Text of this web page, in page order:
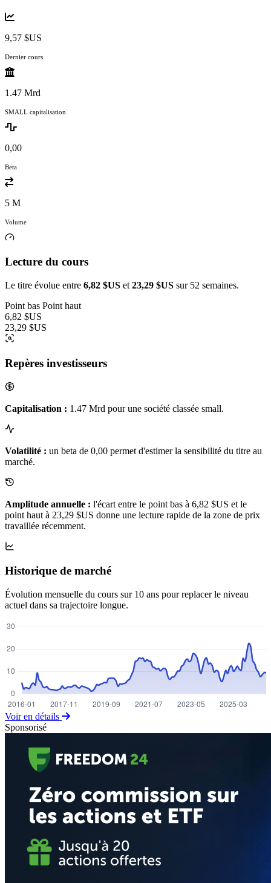
9,57 $US
Dernier cours
1.47 Mrd
SMALL capitalisation
0,00
Beta
5 M
Volume
Lecture du cours
Le titre évolue entre 6,82 $US et 23,29 $US sur 52 semaines.
Point bas Point haut
6,82 $US
23,29 $US
Repères investisseurs
Capitalisation : 1.47 Mrd pour une société classée small.
Volatilité : un beta de 0,00 permet d'estimer la sensibilité du titre au
marché.
Amplitude annuelle : l'écart entre le point bas à 6,82 $US et le
point haut à 23,29 $US donne une lecture rapide de la zone de prix
travaillée récemment.
Historique de marché
Évolution mensuelle du cours sur 10 ans pour replacer le niveau
actuel dans sa trajectoire longue.
Voir en détails
Sponsorisé